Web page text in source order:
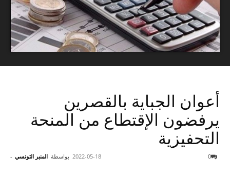
أعوان الجباية بالقصرين
يرفضون الإقتطاع من المنحة
التحفيزية
بواسطة المنبر التونسي - 2022-05-18 0